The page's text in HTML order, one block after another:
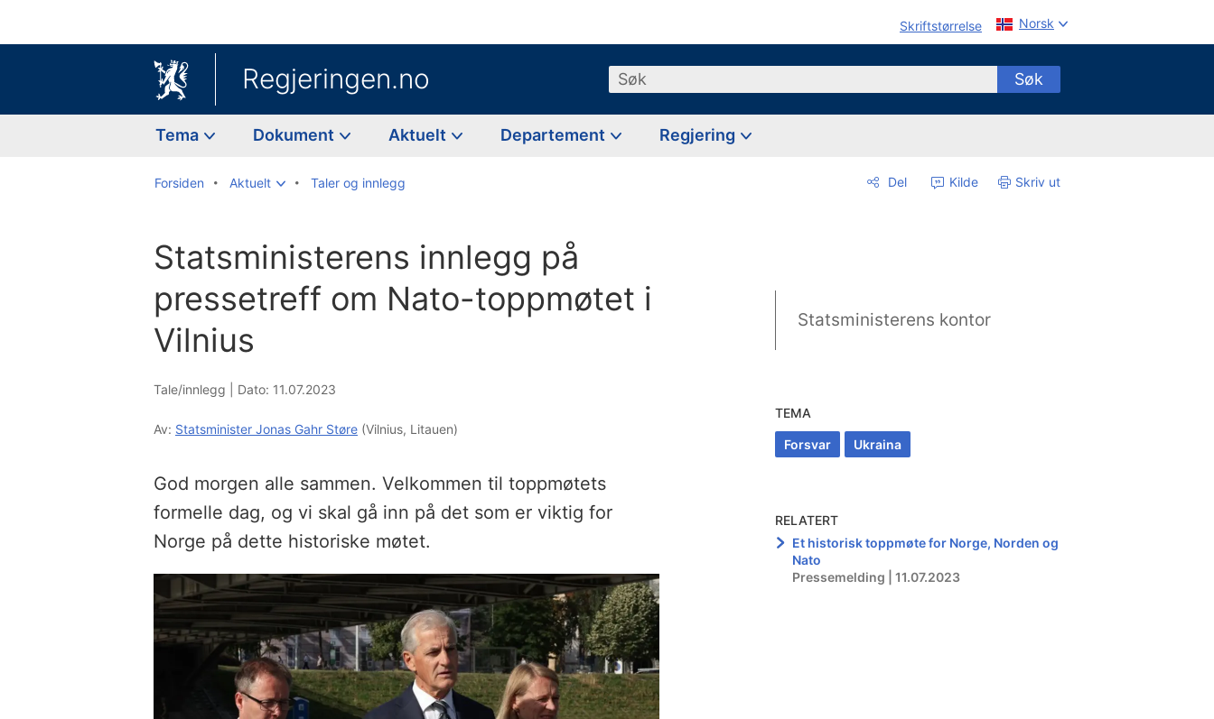
Skriftstørrelse Norsk
Regjeringen.no Søk Søk
Tema Dokument Aktuelt Departement Regjering
Forsiden Aktuelt Taler og innlegg Del Kilde Skriv ut
Statsministerens innlegg på
pressetreff om Nato-toppmøtet i
Vilnius
Tale/innlegg | Dato: 11.07.2023
Av: Statsminister Jonas Gahr Støre (Vilnius, Litauen)
God morgen alle sammen. Velkommen til toppmøtets
formelle dag, og vi skal gå inn på det som er viktig for
Norge på dette historiske møtet.
Statsministerens kontor
TEMA
Forsvar Ukraina
RELATERT
Et historisk toppmøte for Norge, Norden og
Nato
Pressemelding | 11.07.2023